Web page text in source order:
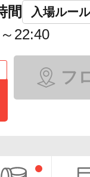
間 入場ルール
22:40
フ